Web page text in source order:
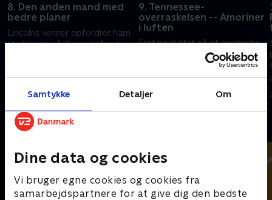
Samtykke Detaljer Om
Dine data og cookies
Vi bruger egne cookies og cookies fra
samarbejdspartnere for at give dig den bedste
8. Den anden mand med
bedre planer
Lincolns venner opfordrer ham
til at kigge på Zias indgående
9. Tennessee-
overraskelsen -- Amoriner
i luften
Fast besluttet på at overraske
Charlie, deltager Lincoln og
debatholdkonkurrence
28. december 2024 • 21 min
Andre så også